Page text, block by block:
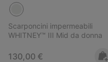
Scarponcini impermeabili
WHITNEY™ III Mid da donna
Regular price:
130,00 €